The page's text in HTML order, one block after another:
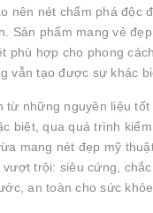
nên nét chấm phá độc
Sản phẩm mang vẻ đẹp
phù hợp cho phong
vẫn tạo được sự khác
từ những nguyên liệu tốt
biệt, qua quá trình
mang nét đẹp mỹ
trội: siêu cứng,
an toàn cho sức khỏe.